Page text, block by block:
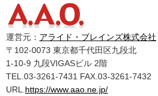
運営元： アライド・ブレインズ株式会社
〒102-0073 東京都千代田区九段北
1-10-9 九段VIGASビル 2階
TEL.03-3261-7431 FAX.03-3261-7432
URL. https://www.aao.ne.jp/